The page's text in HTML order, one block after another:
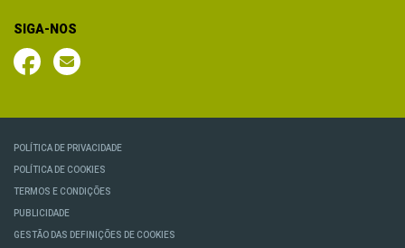
SIGA-NOS
POLÍTICA DE PRIVACIDADE
POLÍTICA DE COOKIES
TERMOS E CONDIÇÕES
PUBLICIDADE
GESTÃO DAS DEFINIÇÕES DE COOKIES